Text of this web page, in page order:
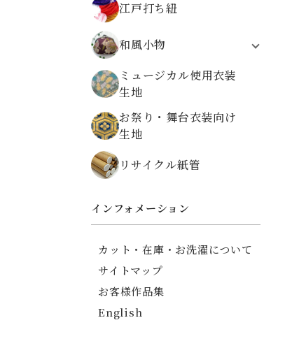
高島ちぢみ
江戸打ち紐
和風小物
システム手帳
折り布
数珠袋
金襴ケース・大
金襴小物ケース
金襴がまぐち
ちりめん碁石がまぐち
御朱印帳
友禅ちりめんポーチ
印傳調ポーチ
印傳調カードケース
信玄袋
ミュージカル使用衣装
生地
お祭り・舞台衣装向け
生地
リサイクル紙管
インフォメーション
カット・在庫・お洗濯について
サイトマップ
お客様作品集
English